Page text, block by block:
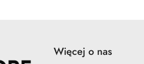
Więcej o nas